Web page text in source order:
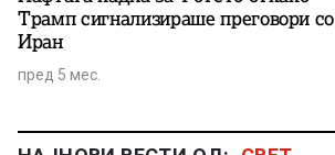
Трамп сигнализираше преговори со
Иран
пред 5 мес.